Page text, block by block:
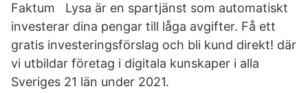
Faktum Lysa är en spartjänst som automatiskt
investerar dina pengar till låga avgifter. Få ett
gratis investeringsförslag och bli kund direkt! där
vi utbildar företag i digitala kunskaper i alla
Sveriges 21 län under 2021.